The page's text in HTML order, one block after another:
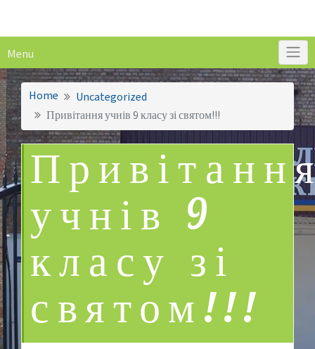
Menu
Home
Uncategorized
Привітання учнів 9 класу зі святом!!!
учнів 9
класу зі
святом!!!